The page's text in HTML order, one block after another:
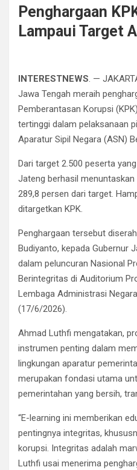
Penghargaan
Lampaui Target
INTERESTNEWS. —
Jawa Tengah meraih
Pemberantasan Korupsi
tertinggi dalam pelaksanaan
Aparatur Sipil Negara (ASN)
Dari target 2.500 peserta
Jateng berhasil
289,8 persen dari target.
ditargetkan KPK.
Penghargaan tersebut
Budiyanto, kepada Gubernur
dalam peluncuran Nasional
Berintegritas di Auditorium
Lembaga Administrasi
(17/6/2026).
Ahmad Luthfi mengatakan,
instrumen penting dalam
lingkungan aparatur
merupakan fondasi utama
pemerintahan yang bersih,
“E-learning ini memberikan
pentingnya integritas,
korupsi. Integritas adalah
Luthfi usai menerima